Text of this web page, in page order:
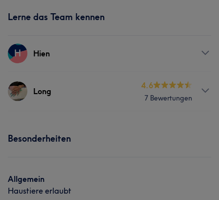
Lerne das Team kennen
H Hien
Services
Long
4.6
7 Bewertungen
Besonderheiten
Allgemein
Haustiere erlaubt